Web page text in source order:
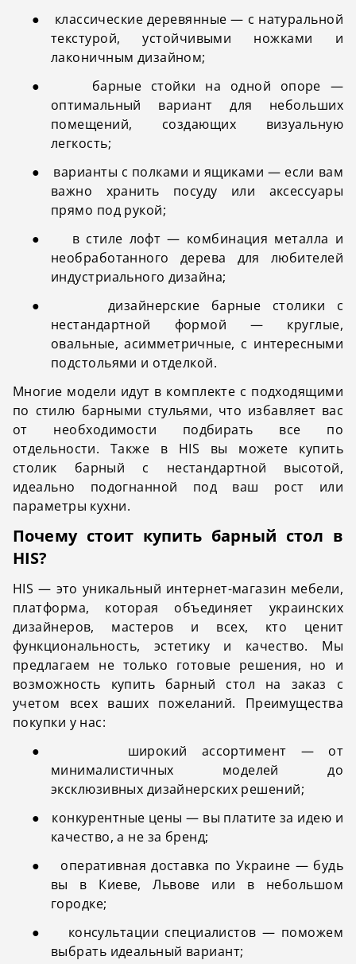
●
классические деревянные — с натуральной
текстурой, устойчивыми ножками и
лаконичным дизайном;
●
барные стойки на одной опоре —
оптимальный вариант для небольших
помещений, создающих визуальную
легкость;
●
варианты с полками и ящиками — если вам
важно хранить посуду или аксессуары
прямо под рукой;
●
в стиле лофт — комбинация металла и
необработанного дерева для любителей
индустриального дизайна;
●
дизайнерские барные столики с
нестандартной формой — круглые,
овальные, асимметричные, с интересными
подстольями и отделкой.
Многие модели идут в комплекте с подходящими
по стилю барными стульями, что избавляет вас
от необходимости подбирать все по
отдельности. Также в HIS вы можете купить
столик барный с нестандартной высотой,
идеально подогнанной под ваш рост или
параметры кухни.
Почему стоит купить барный стол в
HIS?
HIS — это уникальный интернет-магазин мебели,
платформа, которая объединяет украинских
дизайнеров, мастеров и всех, кто ценит
функциональность, эстетику и качество. Мы
предлагаем не только готовые решения, но и
возможность купить барный стол на заказ с
учетом всех ваших пожеланий. Преимущества
покупки у нас:
●
широкий ассортимент — от
минималистичных моделей до
эксклюзивных дизайнерских решений;
●
конкурентные цены — вы платите за идею и
качество, а не за бренд;
●
оперативная доставка по Украине — будь
вы в Киеве, Львове или в небольшом
городке;
●
консультации специалистов — поможем
выбрать идеальный вариант;